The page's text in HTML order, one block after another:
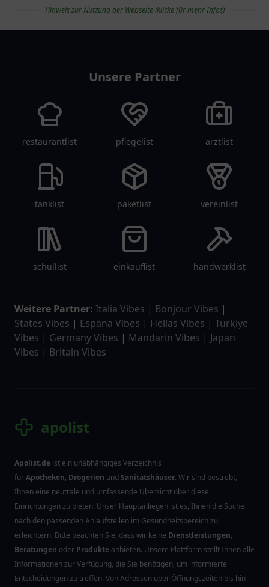
Hinweis zur Nutzung der Webseite (klicke für mehr Infos)
Unsere Partner
restaurantlist pflegelist arztlist
tanklist paketlist vereinlist
schullist einkauflist handwerklist
Weitere Partner: Italia Vibes | Bonjour Vibes |
States Vibes | Espana Vibes | Hellas Vibes | Türkiye
Vibes | Germany Vibes | Mandarin Vibes | Japan
Vibes | Britain Vibes
apolist
Apolist.de ist ein unabhängiges Verzeichnis
fürApotheken, Drogerien und Sanitätshäuser. Wir sind bestrebt,
Ihnen eine neutrale und umfassende Übersicht über diese
Einrichtungen zu bieten. Unser Hauptanliegen ist es, Ihnen die Suche
nach den passenden Anlaufstellen im Gesundheitsbereich zu
erleichtern. Bitte beachten Sie, dass wir keine Dienstleistungen,
Beratungen oder Produkte anbieten. Unsere Plattform stellt Ihnen alle
Informationen zur Verfügung, die Sie benötigen, um informierte
Entscheidungen zu treffen. Von Adressen über Öffnungszeiten bis hin